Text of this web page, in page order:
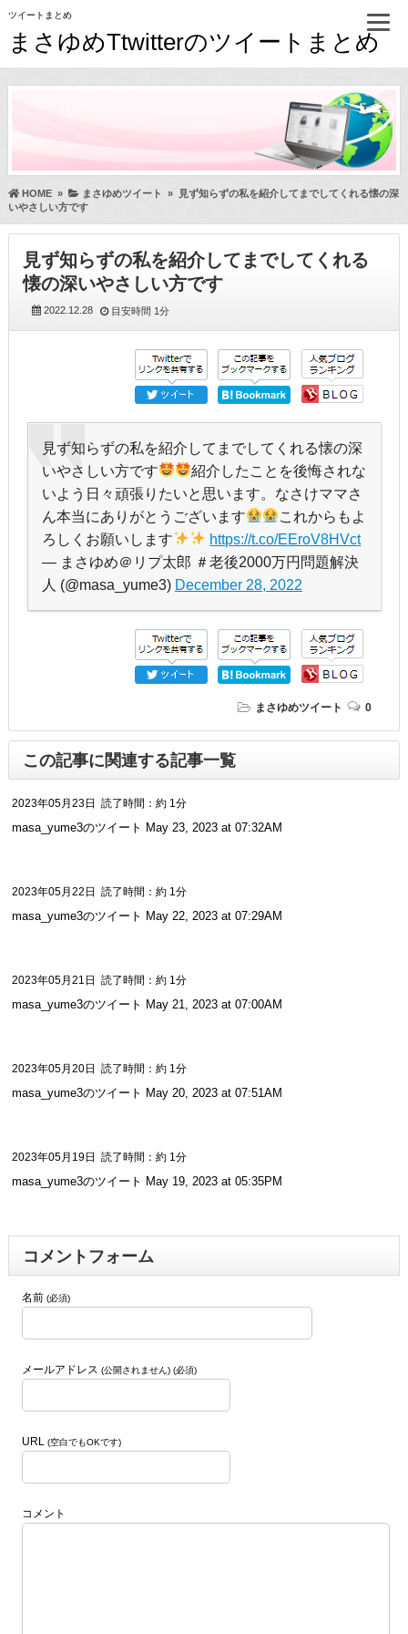
ツイートまとめ
まさゆめTtwitterのツイートまとめ
HOME» まさゆめツイート »
見ず知らずの私を紹介してまでしてくれる懐の深
いやさしい方です
見ず知らずの私を紹介してまでしてくれる
懐の深いやさしい方です
2022.12.28 目安時間 1分
見ず知らずの私を紹介してまでしてくれる懐の深
いやさしい方です
紹介したことを後悔されな
いよう日々頑張りたいと思います。なさけママさ
ん本当にありがとうございます
これからもよ
ろしくお願いします
https://t.co/EEroV8HVct
— まさゆめ＠リプ太郎 ＃老後2000万円問題解決
人 (@masa_yume3) December 28, 2022
まさゆめツイート 0
この記事に関連する記事一覧
2023年05月23日 読了時間：約 1分
masa_yume3のツイート May 23, 2023 at 07:32AM
2023年05月22日 読了時間：約 1分
masa_yume3のツイート May 22, 2023 at 07:29AM
2023年05月21日 読了時間：約 1分
masa_yume3のツイート May 21, 2023 at 07:00AM
2023年05月20日 読了時間：約 1分
masa_yume3のツイート May 20, 2023 at 07:51AM
2023年05月19日 読了時間：約 1分
masa_yume3のツイート May 19, 2023 at 05:35PM
コメントフォーム
名前 (必須)
メールアドレス (公開されません) (必須)
URL (空白でもOKです)
コメント